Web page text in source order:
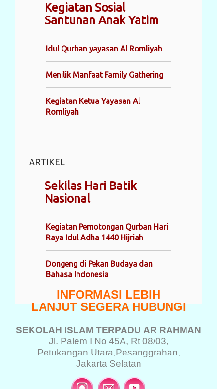
Kegiatan Sosial
Santunan Anak Yatim
Idul Qurban yayasan Al Romliyah
Menilik Manfaat Family Gathering
Kegiatan Ketua Yayasan Al
Romliyah
ARTIKEL
Sekilas Hari Batik
Nasional
Kegiatan Pemotongan Qurban Hari
Raya Idul Adha 1440 Hijriah
Dongeng di Pekan Budaya dan
Bahasa Indonesia
INFORMASI LEBIH
LANJUT SEGERA HUBUNGI
SEKOLAH ISLAM TERPADU AR RAHMAN
Jl. Palem I No 45A, Rt 08/03,
Petukangan Utara,Pesanggrahan,
Jakarta Selatan